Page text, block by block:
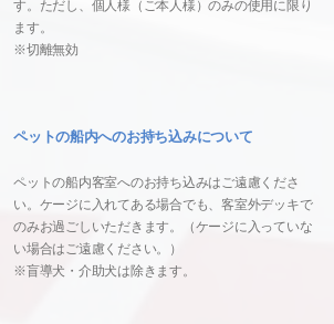
す。ただし、個人様（ご本人様）のみの使用に限り
ます。
※切離無効
ペットの船内へのお持ち込みについて
ペットの船内客室へのお持ち込みはご遠慮くださ
い。ケージに入れてある場合でも、客室外デッキで
のみお過ごしいただきます。（ケージに入っていな
い場合はご遠慮ください。）
※盲導犬・介助犬は除きます。